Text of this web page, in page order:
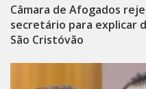
Câmara de Afogados
secretário para explicar
São Cristóvão